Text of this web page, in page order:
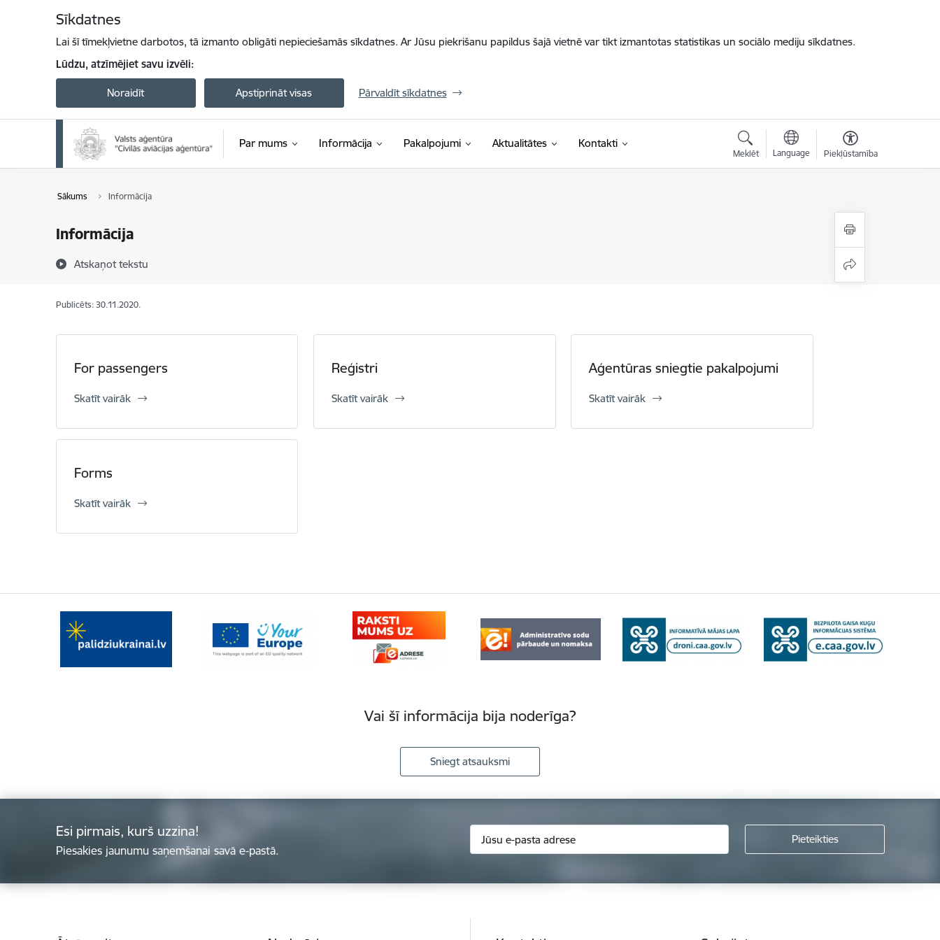
Sīkdatnes
Lai šī tīmekļvietne darbotos, tā izmanto obligāti nepieciešamās sīkdatnes. Ar Jūsu piekrišanu papildus šajā vietnē var tikt izmantotas statistikas un sociālo mediju sīkdatnes.
Lūdzu, atzīmējiet savu izvēli:
Noraidīt Apstiprināt visas Pārvaldīt sīkdatnes
Par mums Informācija Pakalpojumi Aktualitātes Kontakti
Meklēt Language Piekļūstamība
Sākums Informācija
Informācija
Atskaņot tekstu
Publicēts: 30.11.2020.
For passengers
Skatīt vairāk
Reģistri
Skatīt vairāk
Aģentūras sniegtie pakalpojumi
Skatīt vairāk
Forms
Skatīt vairāk
Vai šī informācija bija noderīga?
Sniegt atsauksmi
Esi pirmais, kurš uzzina!
Piesakies jaunumu saņemšanai savā e-pastā.